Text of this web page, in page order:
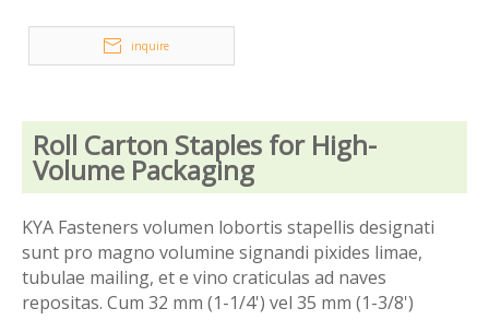
inquire
Roll Carton Staples for High-
Volume Packaging
KYA Fasteners volumen lobortis stapellis designati
sunt pro magno volumine signandi pixides limae,
tubulae mailing, et e vino craticulas ad naves
repositas. Cum 32 mm (1-1/4') vel 35 mm (1-3/8')